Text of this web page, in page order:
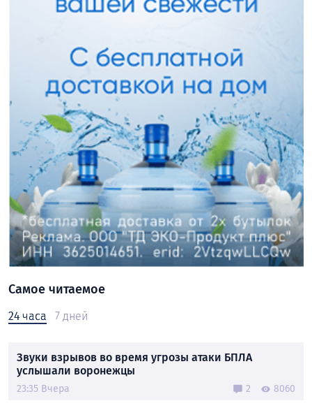
Самое читаемое
24 часа 7 дней
Звуки взрывов во время угрозы атаки БПЛА
услышали воронежцы
23:35 Вчера 2 8060